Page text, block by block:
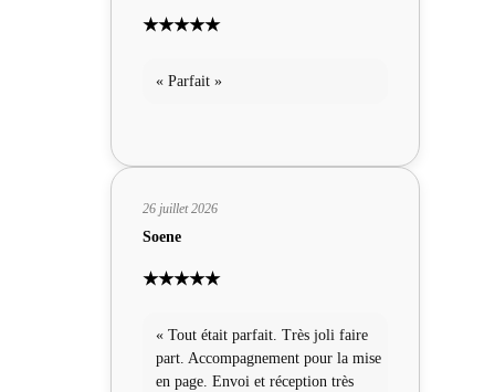
★★★★★
« Parfait »
26 juillet 2026
Soene
★★★★★
« Tout était parfait. Très joli faire
part. Accompagnement pour la mise
en page. Envoi et réception très